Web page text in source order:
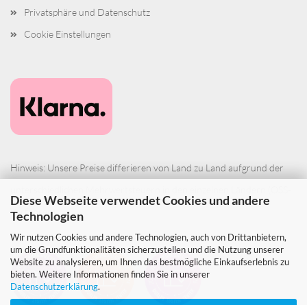
Diese Webseite verwendet Cookies und andere
Technologien
Wir nutzen Cookies und andere Technologien, auch von Drittanbietern,
um die Grundfunktionalitäten sicherzustellen und die Nutzung unserer
Website zu analysieren, um Ihnen das bestmögliche Einkaufserlebnis zu
bieten. Weitere Informationen finden Sie in unserer
Datenschutzerklärung.
Privatsphäre und Datenschutz
Cookie Einstellungen
Hinweis: Unsere Preise differieren von Land zu Land aufgrund der
Verfahren).